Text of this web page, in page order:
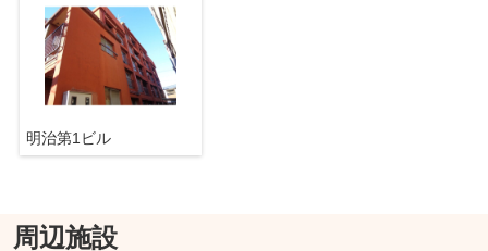
明治第1ビル
周辺施設